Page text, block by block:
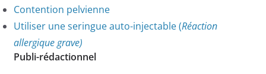
Contention pelvienne
Utiliser une seringue auto-injectable (Réaction
allergique grave)
Publi-rédactionnel